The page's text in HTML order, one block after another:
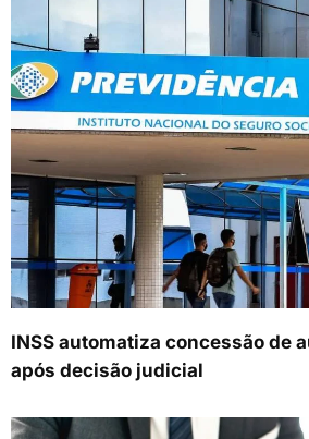
INSS automatiza concessão de
após decisão judicial